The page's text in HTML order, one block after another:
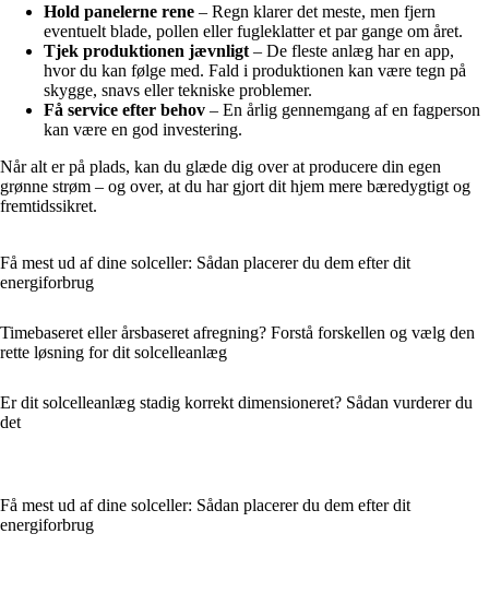
Hold panelerne rene – Regn klarer det meste, men fjern
eventuelt blade, pollen eller fugleklatter et par gange om året.
Tjek produktionen jævnligt – De fleste anlæg har en app,
hvor du kan følge med. Fald i produktionen kan være tegn på
skygge, snavs eller tekniske problemer.
Få service efter behov – En årlig gennemgang af en fagperson
kan være en god investering.
Når alt er på plads, kan du glæde dig over at producere din egen
grønne strøm – og over, at du har gjort dit hjem mere bæredygtigt og
fremtidssikret.
Få mest ud af dine solceller: Sådan placerer du dem efter dit
energiforbrug
Timebaseret eller årsbaseret afregning? Forstå forskellen og vælg den
rette løsning for dit solcelleanlæg
Er dit solcelleanlæg stadig korrekt dimensioneret? Sådan vurderer du
det
Få mest ud af dine solceller: Sådan placerer du dem efter dit
energiforbrug